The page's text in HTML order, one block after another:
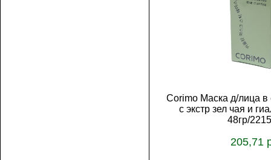
Corimo Маска д/лица в
с экстр зел чая и
48гр/
205,71
В